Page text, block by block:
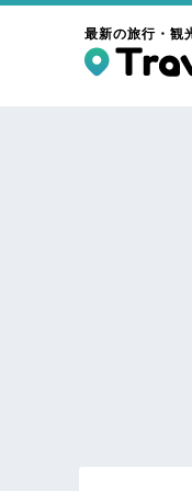
最新の旅行・観